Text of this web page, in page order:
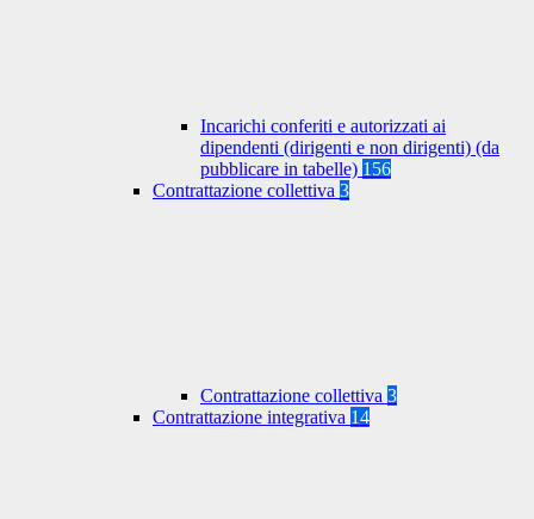
Incarichi conferiti e autorizzati ai
dipendenti (dirigenti e non dirigenti) (da
pubblicare in tabelle) 156
Contrattazione collettiva 3
Contrattazione collettiva 3
Contrattazione integrativa 14